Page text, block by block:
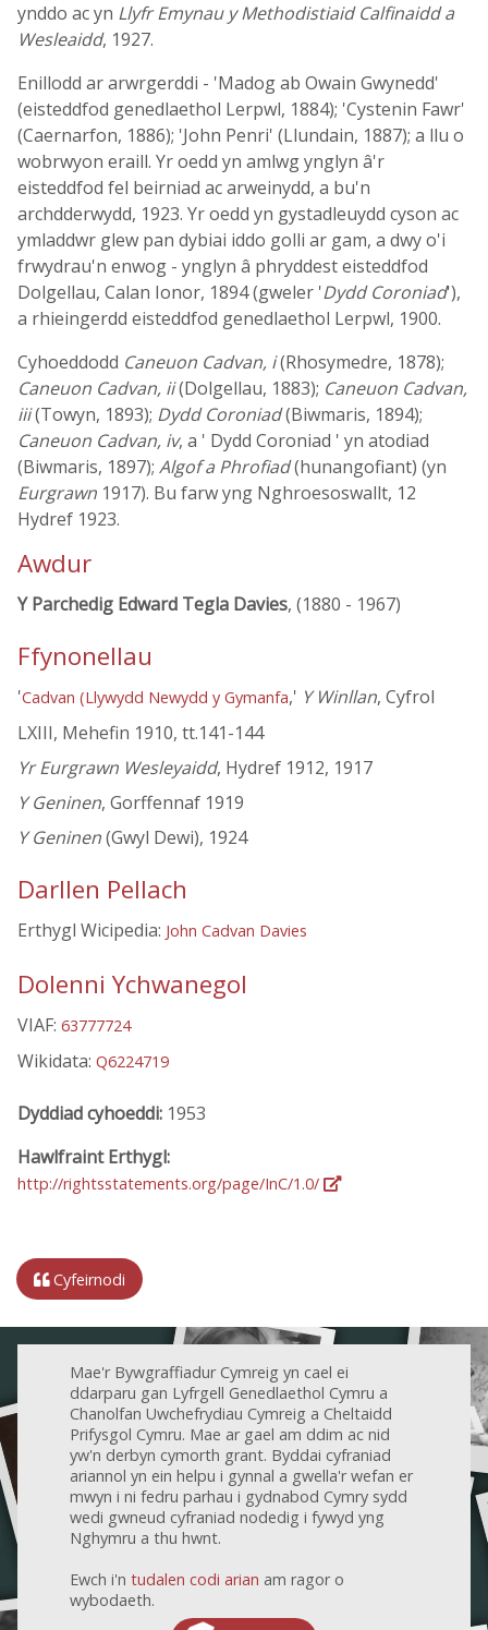
ynddo ac yn Llyfr Emynau y Methodistiaid Calfinaidd a
Wesleaidd, 1927.
Enillodd ar arwrgerddi - 'Madog ab Owain Gwynedd'
(eisteddfod genedlaethol Lerpwl, 1884); 'Cystenin Fawr'
(Caernarfon, 1886); 'John Penri' (Llundain, 1887); a llu o
wobrwyon eraill. Yr oedd yn amlwg ynglyn â'r
eisteddfod fel beirniad ac arweinydd, a bu'n
archdderwydd, 1923. Yr oedd yn gystadleuydd cyson ac
ymladdwr glew pan dybiai iddo golli ar gam, a dwy o'i
frwydrau'n enwog - ynglyn â phryddest eisteddfod
Dolgellau, Calan Ionor, 1894 (gweler 'Dydd Coroniad'),
a rhieingerdd eisteddfod genedlaethol Lerpwl, 1900.
Cyhoeddodd Caneuon Cadvan, i(Rhosymedre, 1878);
Caneuon Cadvan, ii(Dolgellau, 1883); Caneuon Cadvan,
iii(Towyn, 1893); Dydd Coroniad(Biwmaris, 1894);
Caneuon Cadvan, iv, a ' Dydd Coroniad ' yn atodiad
(Biwmaris, 1897); Algof a Phrofiad(hunangofiant) (yn
Eurgrawn 1917). Bu farw yng Nghroesoswallt, 12
Hydref 1923.
Awdur
Y Parchedig Edward Tegla Davies, (1880 - 1967)
Ffynonellau
'Cadvan (Llywydd Newydd y Gymanfa,' Y Winllan, Cyfrol
LXIII, Mehefin 1910, tt.141-144
Yr Eurgrawn Wesleyaidd, Hydref 1912, 1917
Y Geninen, Gorffennaf 1919
Y Geninen(Gwyl Dewi), 1924
Darllen Pellach
Erthygl Wicipedia: John Cadvan Davies
Dolenni Ychwanegol
VIAF: 63777724
Wikidata: Q6224719
Dyddiad cyhoeddi: 1953
Hawlfraint Erthygl:
http://rightsstatements.org/page/InC/1.0/
Cyfeirnodi
Mae'r Bywgraffiadur Cymreig yn cael ei
ddarparu gan Lyfrgell Genedlaethol Cymru a
Chanolfan Uwchefrydiau Cymreig a Cheltaidd
Prifysgol Cymru. Mae ar gael am ddim ac nid
yw'n derbyn cymorth grant. Byddai cyfraniad
ariannol yn ein helpu i gynnal a gwella'r wefan er
mwyn i ni fedru parhau i gydnabod Cymry sydd
wedi gwneud cyfraniad nodedig i fywyd yng
Nghymru a thu hwnt.
Ewch i'n tudalen codi arian am ragor o
wybodaeth.